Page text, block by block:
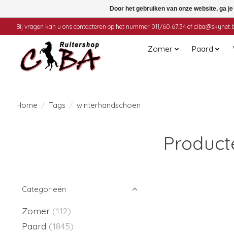
Bij vragen kan u ons contacteren op het nummer 011/60.67.34 of
Zomer Paard
Home / Tags / winterhandschoen
Categorieën
Zomer (112)
Paard (1845)
Door het gebruiken van onze website, ga